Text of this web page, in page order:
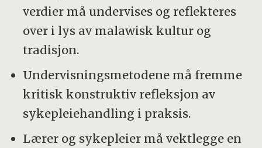
verdier må undervises og reflekteres
over i lys av malawisk kultur og
tradisjon.
Undervisningsmetodene må fremme
kritisk konstruktiv refleksjon av
sykepleiehandling i praksis.
Lærer og sykepleier må vektlegge en